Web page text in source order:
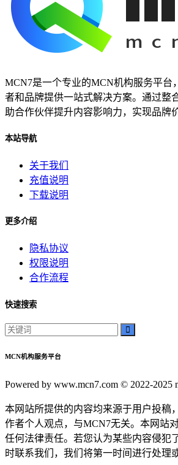
MCN7是一个专业的MCN机构服务平台
者和品牌提供一站式解决方案。通过整
助合作伙伴提升内容影响力，实现品牌
本站导航
关于我们
充值说明
下载说明
更多介绍
隐私协议
权限说明
合作流程
快速搜索
MCN机构服务平台
Powered by www.mcn7.com © 2022-2025
本网站所提供的内容均来源于用户投稿
作者个人观点，与MCN7无关。本网站
任何法律责任。若您认为某些内容侵犯
时联系我们，我们将第一时间进行处理